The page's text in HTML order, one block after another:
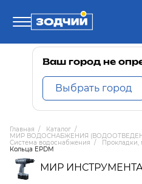
Телефоны
8 800 100-71-71
8 (4242) 30-00-27
8 (4242) 30-00-72
Ваш город не
Выбрать город
Главная / Каталог /
МИР ВОДОСНАБЖЕНИЯ
Система водоснабжения / Прокладки,
Кольца EPDM
МИР